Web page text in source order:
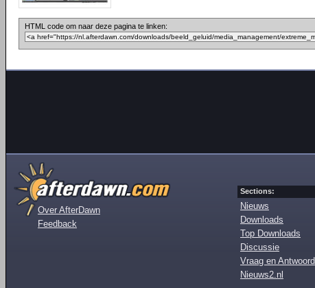
HTML code om naar deze pagina te linken:
Over AfterDawn
Feedback
Sections:
Nieuws
Downloads
Top Downloads
Discussie
Vraag en Antwoord
Nieuws2.nl